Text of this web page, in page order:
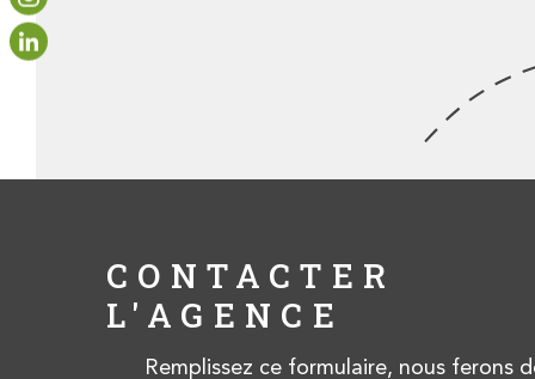
CONTACTER
L'AGENCE
Remplissez ce formulaire, nous ferons